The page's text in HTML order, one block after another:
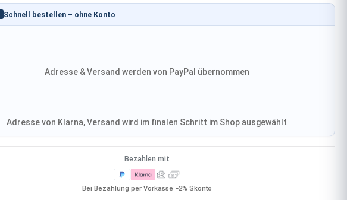
Schnell bestellen – ohne Konto
Adresse & Versand werden von PayPal übernommen
Adresse von Klarna, Versand wird im finalen Schritt im Shop ausgewählt
Bezahlen mit
Bei Bezahlung per Vorkasse −2% Skonto